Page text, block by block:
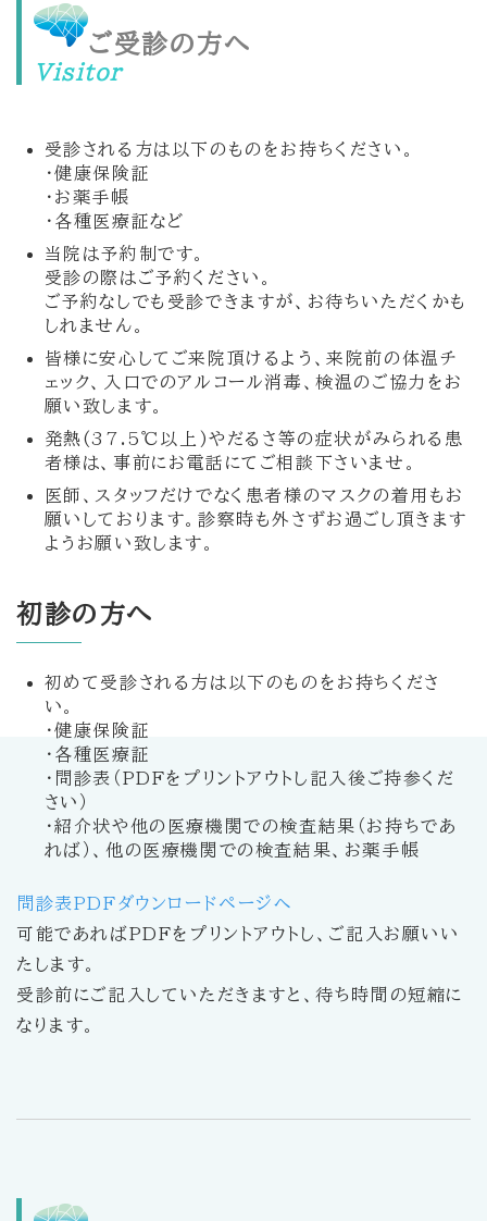
ご受診の方へ
Visitor
受診される方は以下のものをお持ちください。
・健康保険証
・お薬手帳
・各種医療証など
当院は予約制です。
受診の際はご予約ください。
ご予約なしでも受診できますが、お待ちいただくかも
しれません。
皆様に安心してご来院頂けるよう、来院前の体温チ
ェック、入口でのアルコール消毒、検温のご協力をお
願い致します。
発熱(37.5℃以上)やだるさ等の症状がみられる患
者様は、事前にお電話にてご相談下さいませ。
医師、スタッフだけでなく患者様のマスクの着用もお
願いしております。診察時も外さずお過ごし頂きます
ようお願い致します。
初診の方へ
初めて受診される方は以下のものをお持ちくださ
い。
・健康保険証
・各種医療証
・問診表（PDFをプリントアウトし記入後ご持参くだ
さい）
・紹介状や他の医療機関での検査結果（お持ちであ
れば）、他の医療機関での検査結果、お薬手帳
問診表PDFダウンロードページへ
可能であればPDFをプリントアウトし、ご記入お願いい
たします。
受診前にご記入していただきますと、待ち時間の短縮に
なります。